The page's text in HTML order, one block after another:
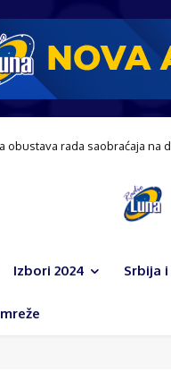
rada saobraćaja na
i njihovoj ulozi u razvoju sela
Izbori 2024 Srbija